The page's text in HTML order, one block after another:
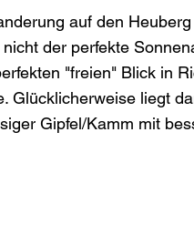
auf den
der perfekte
"freien" Blick in
Glücklicherweise liegt
Gipfel/Kamm mit